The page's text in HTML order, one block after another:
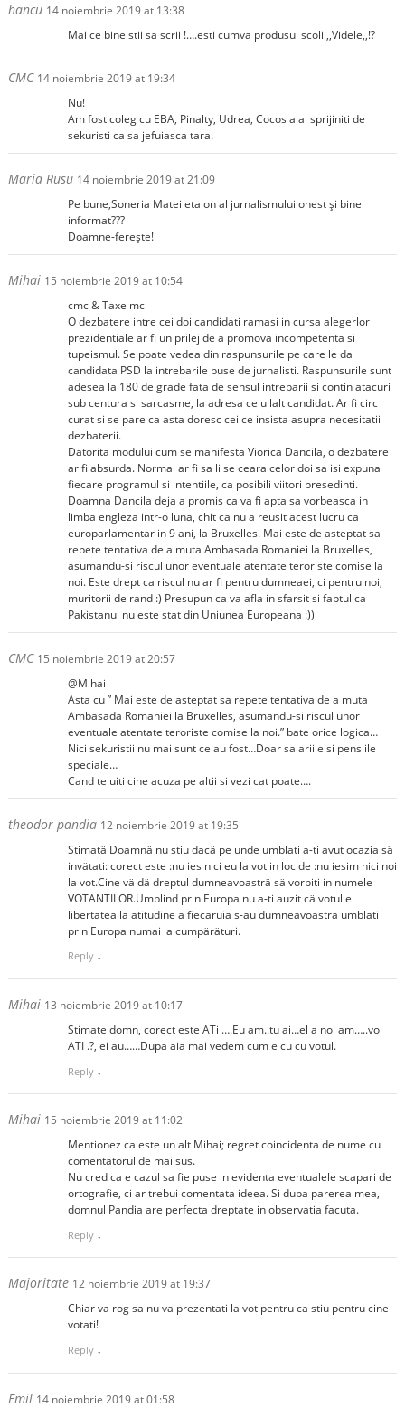
hancu 14 noiembrie 2019 at 13:38
Mai ce bine stii sa scrii !….esti cumva produsul scolii,,Videle,,!?
CMC 14 noiembrie 2019 at 19:34
Nu!
Am fost coleg cu EBA, Pinalty, Udrea, Cocos aiai sprijiniti de
sekuristi ca sa jefuiasca tara.
Maria Rusu 14 noiembrie 2019 at 21:09
Pe bune,Soneria Matei etalon al jurnalismului onest și bine
informat???
Doamne-ferește!
Mihai 15 noiembrie 2019 at 10:54
cmc & Taxe mci
O dezbatere intre cei doi candidati ramasi in cursa alegerlor
prezidentiale ar fi un prilej de a promova incompetenta si
tupeismul. Se poate vedea din raspunsurile pe care le da
candidata PSD la intrebarile puse de jurnalisti. Raspunsurile sunt
adesea la 180 de grade fata de sensul intrebarii si contin atacuri
sub centura si sarcasme, la adresa celuilalt candidat. Ar fi circ
curat si se pare ca asta doresc cei ce insista asupra necesitatii
dezbaterii.
Datorita modului cum se manifesta Viorica Dancila, o dezbatere
ar fi absurda. Normal ar fi sa li se ceara celor doi sa isi expuna
fiecare programul si intentiile, ca posibili viitori presedinti.
Doamna Dancila deja a promis ca va fi apta sa vorbeasca in
limba engleza intr-o luna, chit ca nu a reusit acest lucru ca
europarlamentar in 9 ani, la Bruxelles. Mai este de asteptat sa
repete tentativa de a muta Ambasada Romaniei la Bruxelles,
asumandu-si riscul unor eventuale atentate teroriste comise la
noi. Este drept ca riscul nu ar fi pentru dumneaei, ci pentru noi,
muritorii de rand :) Presupun ca va afla in sfarsit si faptul ca
Pakistanul nu este stat din Uniunea Europeana :))
CMC 15 noiembrie 2019 at 20:57
@Mihai
Asta cu ” Mai este de asteptat sa repete tentativa de a muta
Ambasada Romaniei la Bruxelles, asumandu-si riscul unor
eventuale atentate teroriste comise la noi.” bate orice logica…
Nici sekuristii nu mai sunt ce au fost…Doar salariile si pensiile
speciale…
Cand te uiti cine acuza pe altii si vezi cat poate….
theodor pandia 12 noiembrie 2019 at 19:35
Stimatä Doamnä nu stiu dacä pe unde umblati a-ti avut ocazia sä
invätati: corect este :nu ies nici eu la vot in loc de :nu iesim nici noi
la vot.Cine vä dä dreptul dumneavoasträ sä vorbiti in numele
VOTANTILOR.Umblind prin Europa nu a-ti auzit cä votul e
libertatea la atitudine a fiecäruia s-au dumneavoasträ umblati
prin Europa numai la cumpäräturi.
Reply ↓
Mihai 13 noiembrie 2019 at 10:17
Stimate domn, corect este ATi ….Eu am..tu ai…el a noi am…..voi
ATI .?, ei au……Dupa aia mai vedem cum e cu cu votul.
Reply ↓
Mihai 15 noiembrie 2019 at 11:02
Mentionez ca este un alt Mihai; regret coincidenta de nume cu
comentatorul de mai sus.
Nu cred ca e cazul sa fie puse in evidenta eventualele scapari de
ortografie, ci ar trebui comentata ideea. Si dupa parerea mea,
domnul Pandia are perfecta dreptate in observatia facuta.
Reply ↓
Majoritate 12 noiembrie 2019 at 19:37
Chiar va rog sa nu va prezentati la vot pentru ca stiu pentru cine
votati!
Reply ↓
Emil 14 noiembrie 2019 at 01:58